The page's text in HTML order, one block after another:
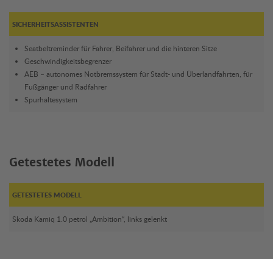
SICHERHEITSASSISTENTEN
Seatbeltreminder für Fahrer, Beifahrer und die hinteren Sitze
Geschwindigkeitsbegrenzer
AEB – autonomes Notbremssystem für Stadt- und Überlandfahrten, für
Fußgänger und Radfahrer
Spurhaltesystem
Getestetes Modell
GETESTETES MODELL
Skoda Kamiq 1.0 petrol „Ambition“, links gelenkt